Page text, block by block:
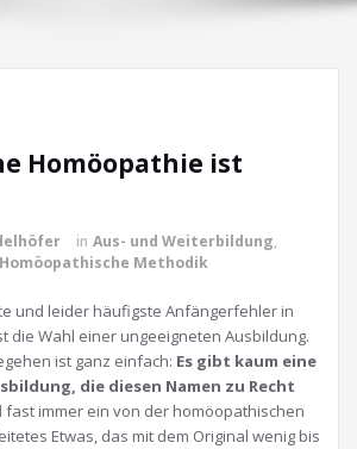
Homöopathie ist
in Aus- und Weiterbildung,
Homöopathische Methodik
und leider häufigste Anfängerfehler in
die Wahl einer ungeeigneten Ausbildung.
ist ganz einfach: Es gibt kaum eine
die diesen Namen zu Recht
fast immer ein von der homöopathischen
Etwas, das mit dem Original wenig bis